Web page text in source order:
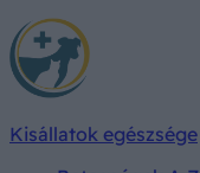
Kisállatok egészsége